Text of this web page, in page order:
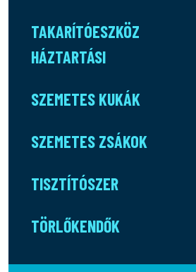
TAKARÍTÓESZKÖZ
HÁZTARTÁSI
SZEMETES KUKÁK
SZEMETES ZSÁKOK
TISZTÍTÓSZER
TÖRLŐKENDŐK